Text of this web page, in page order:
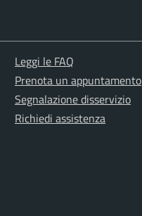
Leggi le FAQ
Prenota un appuntamento
Segnalazione disservizio
Richiedi assistenza